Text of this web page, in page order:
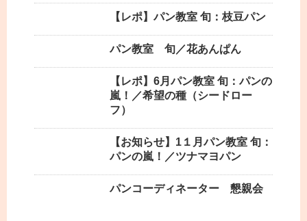
【レポ】パン教室 旬：枝豆パン
パン教室 旬／花あんぱん
【レポ】6月パン教室 旬：パンの
嵐！／希望の種（シードロー
フ）
【お知らせ】1１月パン教室 旬：
パンの嵐！／ツナマヨパン
パンコーディネーター 懇親会